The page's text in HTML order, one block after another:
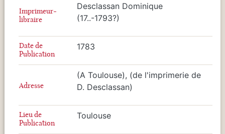
Imprimeur-
libraire
Desclassan Dominique
(17..-1793?)
Date de
Publication
1783
Adresse
(A Toulouse), (de l'imprimerie de
D. Desclassan)
Lieu de
Publication
Toulouse